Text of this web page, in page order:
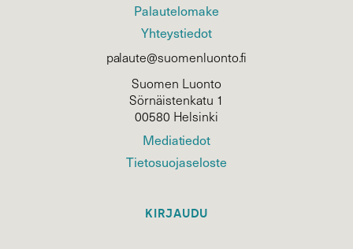
Palautelomake
Yhteystiedot
palaute@suomenluonto.fi
Suomen Luonto
Sörnäistenkatu 1
00580 Helsinki
Mediatiedot
Tietosuojaseloste
KIRJAUDU